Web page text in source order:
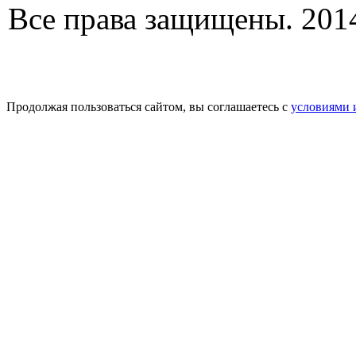
Все права защищены.
Продолжая пользоваться сайтом, вы соглашаетесь с условиями